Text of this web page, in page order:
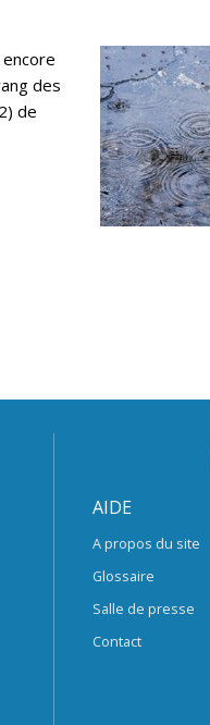
des
de
AIDE
A propos du site
Glossaire
Salle de presse
Contact